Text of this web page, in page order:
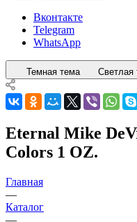
Вконтакте
Telegram
WhatsApp
Темная тема Светлая
Eternal Mike
Colors 1 OZ.
Главная
—
Каталог
—